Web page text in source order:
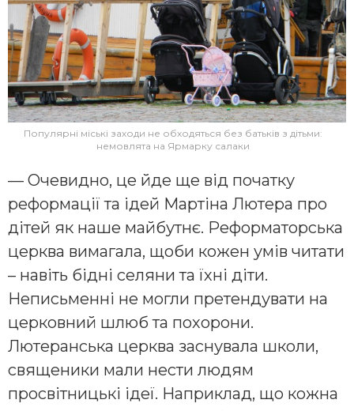
Популярні міські заходи не обходяться без батьків з дітьми:
немовлята на Ярмарку салаки
— Очевидно, це йде ще від початку
реформації та ідей Мартіна Лютера про
дітей як наше майбутнє. Реформаторська
церква вимагала, щоби кожен умів читати
– навіть бідні селяни та їхні діти.
Неписьменні не могли претендувати на
церковний шлюб та похорони.
Лютеранська церква заснувала школи,
священики мали нести людям
просвітницькі ідеї. Наприклад, що кожна